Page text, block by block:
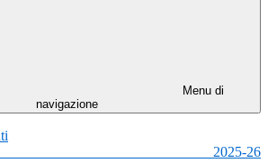
Menu di
navigazione
2025-26